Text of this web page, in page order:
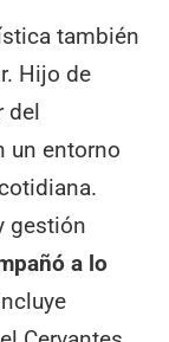
también
Hijo de
del
un entorno
gestión
a lo